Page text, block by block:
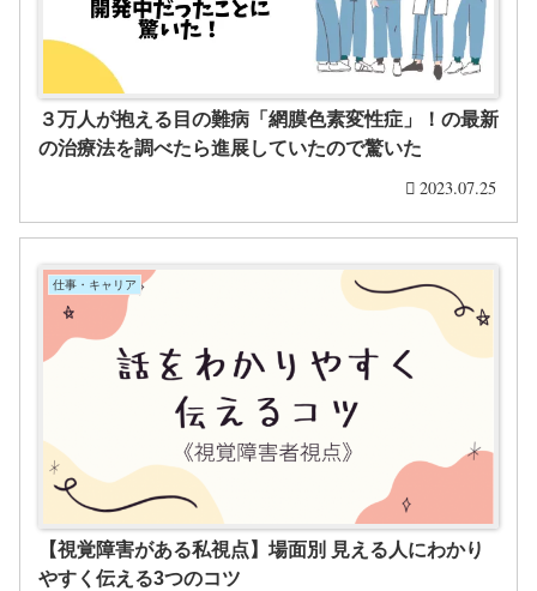
３万人が抱える目の難病「網膜色素変性症」！の最新
の治療法を調べたら進展していたので驚いた
2023.07.25
仕事・キャリア
【視覚障害がある私視点】場面別 見える人にわかり
やすく伝える3つのコツ